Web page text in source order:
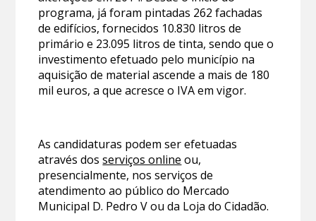
programa, já foram pintadas 262 fachadas
de edifícios, fornecidos 10.830 litros de
primário e 23.095 litros de tinta, sendo que o
investimento efetuado pelo município na
aquisição de material ascende a mais de 180
mil euros, a que acresce o IVA em vigor.
As candidaturas podem ser efetuadas
através dosserviços online ou,
presencialmente, nos serviços de
atendimento ao público do Mercado
Municipal D. Pedro V ou da Loja do Cidadão.